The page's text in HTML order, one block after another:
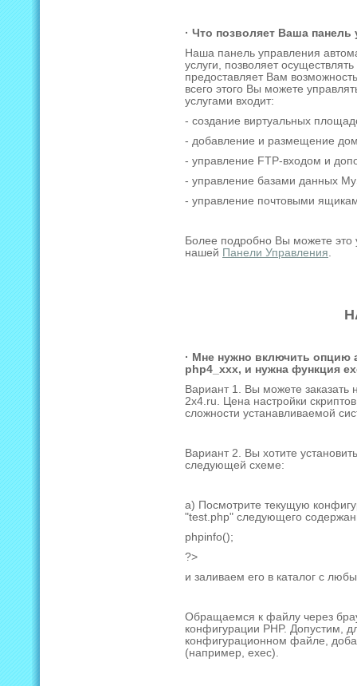
· Что позволяет Ваша панель
Наша панель управления
услуги, позволяет
предоставляет Вам
всего этого Вы можете
услугами входит:
- создание виртуальных
- добавление и размещение
- управление FTP-входом и
- управление базами данных
- управление почтовыми
Более подробно Вы можете это
нашей Панели Управления.
· Мне нужно включить опцию
php4_xxx, и нужна функция
Вариант 1. Вы можете заказать
2x4.ru. Цена настройки
сложности устанавливаемой
Вариант 2. Вы хотите
следующей схеме:
а) Посмотрите текущую
"test.php" следующего
phpinfo();
?>
и заливаем его в каталог с
Обращаемся к файлу через
конфигурации PHP. Допустим,
конфигурационном файле,
(например, exec).